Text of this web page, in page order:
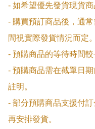
- 如希望優先發貨現貨商
- 購買預訂商品後，通
間視實際發貨情況而定。
- 預購商品的等待時間較
- 預購商品需在截單日
註明。
- 部分預購商品支援付
再安排發貨。